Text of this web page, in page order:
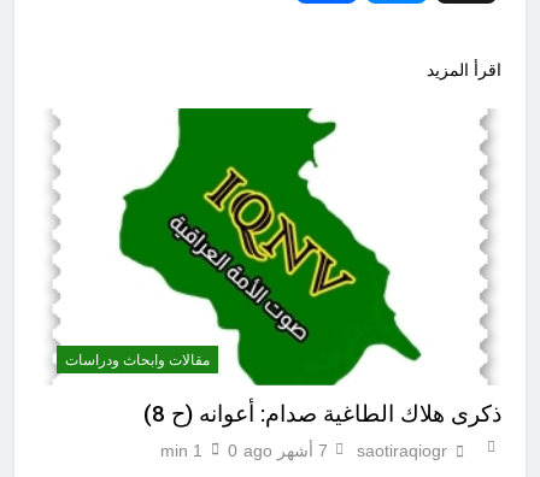
اقرأ المزيد
مقالات وابحاث ودراسات
ذكرى هلاك الطاغية صدام: أعوانه (ح 8)
saotiraqiogr 7 أشهر ago 0
1 min